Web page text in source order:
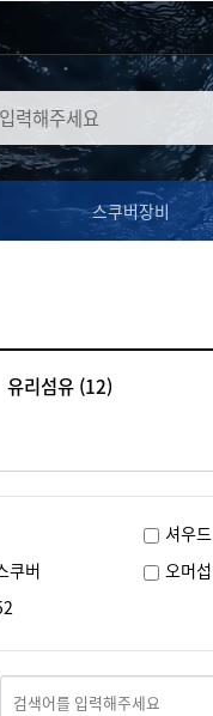
스쿠버장비
유리섬유 (12)
셔우드
쿠버 오머섭